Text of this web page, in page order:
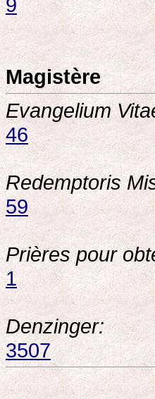
Magistère
Evangelium
46
Redemptoris
59
Prières pour
1
Denzinger:
3507